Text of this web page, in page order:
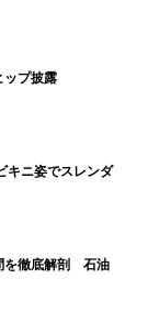
ップ披露
キニ姿でスレンダ
を徹底解剖 石油